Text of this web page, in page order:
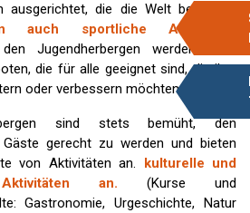
ausgerichtet, die die Welt bereisten.
auch sportliche Aktivitäten
Jugendherbergen werden auch
die für alle geeignet sind, die ihre
oder verbessern möchten.
sind stets bemüht, den
Gäste gerecht zu werden und bieten
von Aktivitäten an. kulturelle und
an.
(Kurse und
Gastronomie, Urgeschichte, Natur